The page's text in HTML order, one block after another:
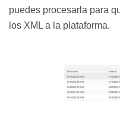
puedes procesarla para
los XML a la plataforma.